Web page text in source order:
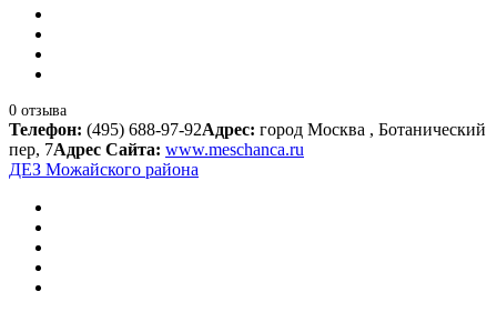
0 отзыва
Телефон: (495) 688-97-92Адрес: город Москва , Ботанический
пер, 7Адрес Сайта: www.meschanca.ru
ДЕЗ Можайского района